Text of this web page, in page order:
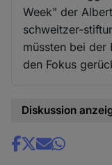
Week" der
schweitzer-
müssten bei der
den Fokus
Diskussion
Share